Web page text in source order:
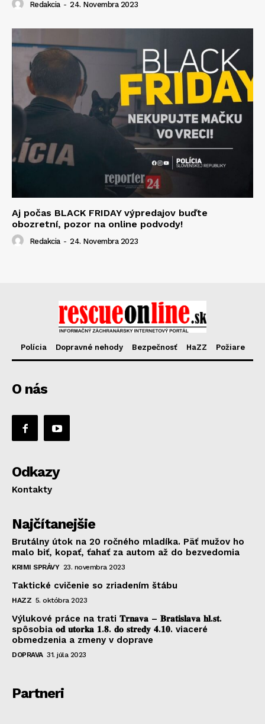
Redakcia - 24. Novembra 2023
Aj počas BLACK FRIDAY výpredajov buďte
obozretní, pozor na online podvody!
Redakcia - 24. Novembra 2023
Polícia Dopravné nehody Bezpečnosť HaZZ Požiare
O nás
Odkazy
Kontakty
Najčítanejšie
Brutálny útok na 20 ročného mladíka. Päť mužov ho
malo biť, kopať, ťahať za autom až do bezvedomia
KRIMI SPRÁVY 23. novembra 2023
Taktické cvičenie so zriadením štábu
HAZZ 5. októbra 2023
Výlukové práce na trati 𝐓𝐫𝐧𝐚𝐯𝐚 – 𝐁𝐫𝐚𝐭𝐢𝐬𝐥𝐚𝐯𝐚 𝐡𝐥.𝐬𝐭.
spôsobia 𝐨𝐝 𝐮𝐭𝐨𝐫𝐤𝐚 𝟏.𝟖. 𝐝𝐨 𝐬𝐭𝐫𝐞𝐝𝐲 𝟒.𝟏𝟎. viaceré
obmedzenia a zmeny v doprave
DOPRAVA 31. júla 2023
Partneri